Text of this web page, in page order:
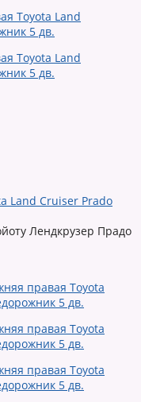
Land Cruiser Prado
Лендкрузер Прадо